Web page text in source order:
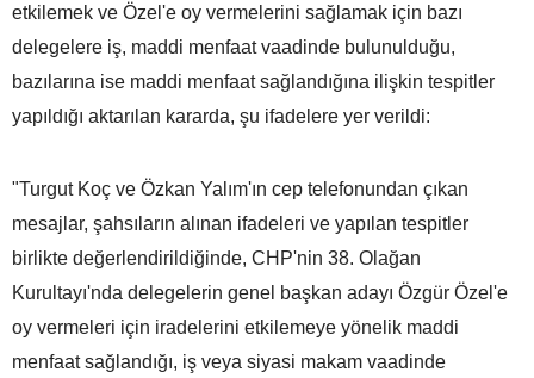
etkilemek ve Özel'e oy vermelerini sağlamak için bazı
delegelere iş, maddi menfaat vaadinde bulunulduğu,
bazılarına ise maddi menfaat sağlandığına ilişkin tespitler
yapıldığı aktarılan kararda, şu ifadelere yer verildi:
"Turgut Koç ve Özkan Yalım'ın cep telefonundan çıkan
mesajlar, şahsıların alınan ifadeleri ve yapılan tespitler
birlikte değerlendirildiğinde, CHP'nin 38. Olağan
Kurultayı'nda delegelerin genel başkan adayı Özgür Özel'e
oy vermeleri için iradelerini etkilemeye yönelik maddi
menfaat sağlandığı, iş veya siyasi makam vaadinde